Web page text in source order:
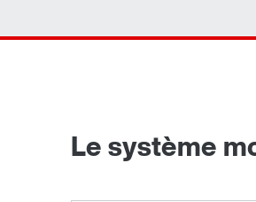
Le système